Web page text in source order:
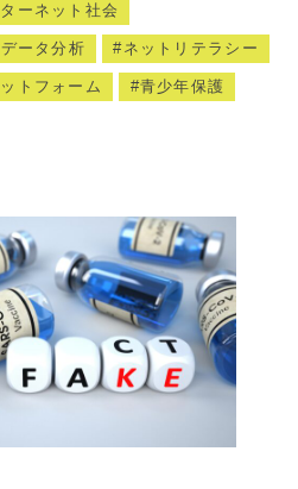
ーネット社会
データ分析 ネットリテラシー
トフォーム 青少年保護